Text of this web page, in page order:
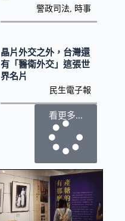
警政司法 時事
晶片外交之外，台灣還
有「醫衛外交」這張世
界名片
民生電子報
看更多...